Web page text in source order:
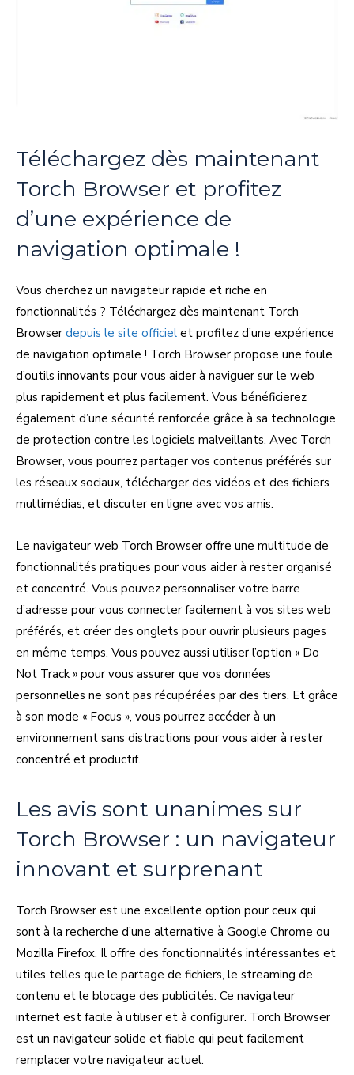
Téléchargez dès maintenant
Torch Browser et profitez
d’une expérience de
navigation optimale !
Vous cherchez un navigateur rapide et riche en
fonctionnalités ? Téléchargez dès maintenant Torch
Browser depuis le site officiel et profitez d’une expérience
de navigation optimale ! Torch Browser propose une foule
d’outils innovants pour vous aider à naviguer sur le web
plus rapidement et plus facilement. Vous bénéficierez
également d’une sécurité renforcée grâce à sa technologie
de protection contre les logiciels malveillants. Avec Torch
Browser, vous pourrez partager vos contenus préférés sur
les réseaux sociaux, télécharger des vidéos et des fichiers
multimédias, et discuter en ligne avec vos amis.
Le navigateur web Torch Browser offre une multitude de
fonctionnalités pratiques pour vous aider à rester organisé
et concentré. Vous pouvez personnaliser votre barre
d’adresse pour vous connecter facilement à vos sites web
préférés, et créer des onglets pour ouvrir plusieurs pages
en même temps. Vous pouvez aussi utiliser l’option « Do
Not Track » pour vous assurer que vos données
personnelles ne sont pas récupérées par des tiers. Et grâce
à son mode « Focus », vous pourrez accéder à un
environnement sans distractions pour vous aider à rester
concentré et productif.
Les avis sont unanimes sur
Torch Browser : un navigateur
innovant et surprenant
Torch Browser est une excellente option pour ceux qui
sont à la recherche d’une alternative à Google Chrome ou
Mozilla Firefox. Il offre des fonctionnalités intéressantes et
utiles telles que le partage de fichiers, le streaming de
contenu et le blocage des publicités. Ce navigateur
internet est facile à utiliser et à configurer. Torch Browser
est un navigateur solide et fiable qui peut facilement
remplacer votre navigateur actuel.